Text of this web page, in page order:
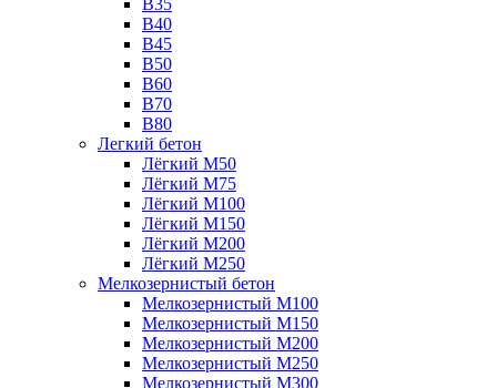
В35
B40
В45
B50
B60
B70
B80
Легкий бетон
Лёгкий М50
Лёгкий М75
Лёгкий М100
Лёгкий М150
Лёгкий М200
Лёгкий М250
Мелкозернистый бетон
Мелкозернистый М100
Мелкозернистый М150
Мелкозернистый М200
Мелкозернистый М250
Мелкозернистый М300